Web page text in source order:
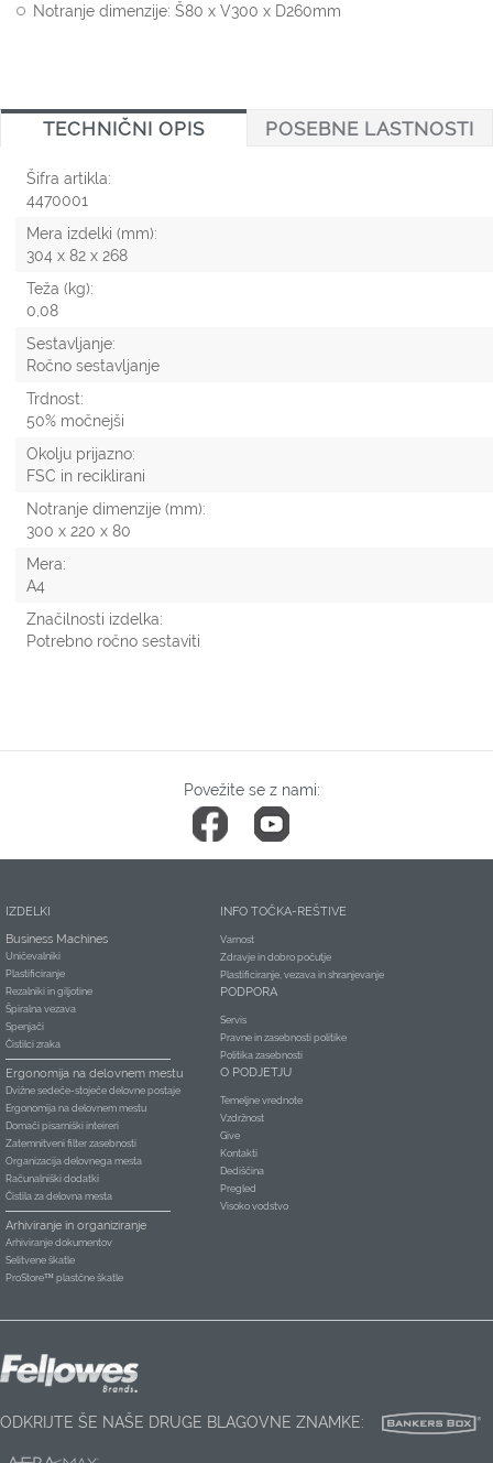
Notranje dimenzije: Š80 x V300 x D260mm
TECHNIČNI OPIS POSEBNE LASTNOSTI
Šifra artikla:
4470001
Mera izdelki (mm):
304 x 82 x 268
Teža (kg):
0,08
Sestavljanje:
Ročno sestavljanje
Trdnost:
50% močnejši
Okolju prijazno:
FSC in reciklirani
Notranje dimenzije (mm):
300 x 220 x 80
Mera:
A4
Značilnosti izdelka:
Potrebno ročno sestaviti
Povežite se z nami:
IZDELKI
Business Machines
Uničevalniki
Plastificiranje
Rezalniki in giljotine
Špiralna vezava
Spenjači
Čistilci zraka
Ergonomija na delovnem mestu
Dvižne sedeče-stoječe delovne postaje
Ergonomija na delovnem mestu
Domači pisarniški inteireri
Zatemnitveni filter zasebnosti
Organizacija delovnega mesta
Računalniški dodatki
Čistila za delovna mesta
Arhiviranje in organiziranje
Arhiviranje dokumentov
Selitvene škatle
ProStore™ plastčne škatle
INFO TOČKA-REŠTIVE
Varnost
Zdravje in dobro počutje
Plastificiranje, vezava in shranjevanje
PODPORA
Servis
Pravne in zasebnosti politike
Politika zasebnosti
O PODJETJU
Temeljne vrednote
Vzdržnost
Give
Kontakti
Dediščina
Pregled
Visoko vodstvo
ODKRIJTE ŠE NAŠE DRUGE BLAGOVNE ZNAMKE: